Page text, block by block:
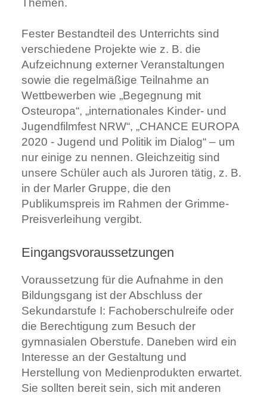
Themen.
Fester Bestandteil des Unterrichts sind
verschiedene Projekte wie z. B. die
Aufzeichnung externer Veranstaltungen
sowie die regelmäßige Teilnahme an
Wettbewerben wie „Begegnung mit
Osteuropa“, „internationales Kinder- und
Jugendfilmfest NRW“, „CHANCE EUROPA
2020 - Jugend und Politik im Dialog“ – um
nur einige zu nennen. Gleichzeitig sind
unsere Schüler auch als Juroren tätig, z. B.
in der Marler Gruppe, die den
Publikumspreis im Rahmen der Grimme-
Preisverleihung vergibt.
Eingangsvoraussetzungen
Voraussetzung für die Aufnahme in den
Bildungsgang ist der Abschluss der
Sekundarstufe I: Fachoberschulreife oder
die Berechtigung zum Besuch der
gymnasialen Oberstufe. Daneben wird ein
Interesse an der Gestaltung und
Herstellung von Medienprodukten erwartet.
Sie sollten bereit sein, sich mit anderen